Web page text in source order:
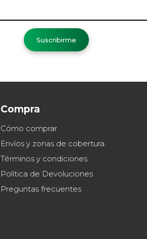
Compra
Cómo comprar
Envíos y zonas de cobertura
Términos y condiciones
Política de Devoluciones
Preguntas frecuentes
Suscribirme